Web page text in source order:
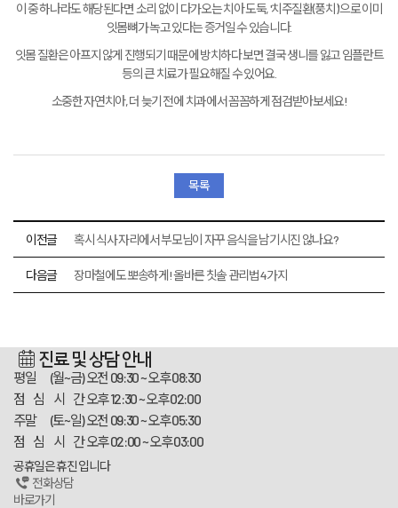
이 중 하나라도 해당된다면 소리 없이 다가오는 치아 도둑, '치주질환(풍치)'으로 이미
잇몸뼈가 녹고 있다는 증거일 수 있습니다.
잇몸 질환은 아프지 않게 진행되기 때문에 방치하다 보면 결국 생니를 잃고 임플란트
등의 큰 치료가 필요해질 수 있어요.
소중한 자연치아, 더 늦기 전에 치과에서 꼼꼼하게 점검받아보세요!
목록
이전글 혹시 식사 자리에서 부모님이 자꾸 음식을 남기시진 않나요?
다음글 장마철에도 뽀송하게! 올바른 칫솔 관리법 4가지
진료 및 상담 안내
평일 (월~금)오전 09:30 ~ 오후 08:30
점 심 시 간오후 12:30 ~ 오후 02:00
주말 (토~일)오전 09:30 ~ 오후 05:30
점 심 시 간오후 02:00 ~ 오후 03:00
공휴일은 휴진 입니다
전화상담
바로가기